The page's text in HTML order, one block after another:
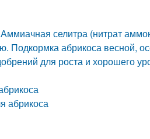
селитра (нитрат
Подкормка абрикоса весной,
для роста и хорошего
абрикоса